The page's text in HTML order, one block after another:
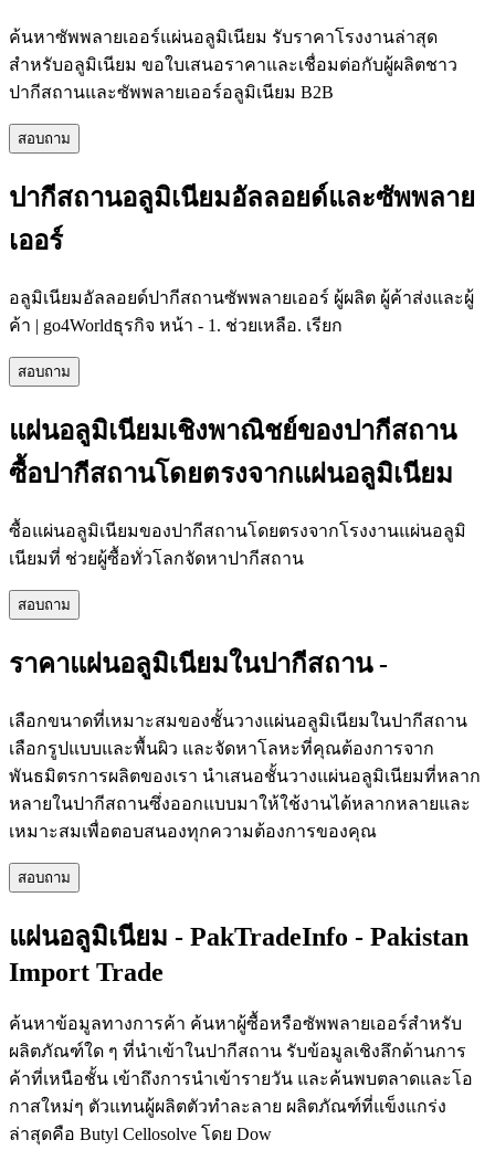
ค้นหาซัพพลายเออร์แผ่นอลูมิเนียม รับราคาโรงงานล่าสุด
สำหรับอลูมิเนียม ขอใบเสนอราคาและเชื่อมต่อกับผู้ผลิตชาว
ปากีสถานและซัพพลายเออร์อลูมิเนียม B2B
สอบถาม
ปากีสถานอลูมิเนียมอัลลอยด์และซัพพลาย
เออร์
อลูมิเนียมอัลลอยด์ปากีสถานซัพพลายเออร์ ผู้ผลิต ผู้ค้าส่งและผู้
ค้า | go4Worldธุรกิจ หน้า - 1. ช่วยเหลือ. เรียก
สอบถาม
แผ่นอลูมิเนียมเชิงพาณิชย์ของปากีสถาน
ซื้อปากีสถานโดยตรงจากแผ่นอลูมิเนียม
ซื้อแผ่นอลูมิเนียมของปากีสถานโดยตรงจากโรงงานแผ่นอลูมิ
เนียมที่ ช่วยผู้ซื้อทั่วโลกจัดหาปากีสถาน
สอบถาม
ราคาแผ่นอลูมิเนียมในปากีสถาน -
เลือกขนาดที่เหมาะสมของชั้นวางแผ่นอลูมิเนียมในปากีสถาน
เลือกรูปแบบและพื้นผิว และจัดหาโลหะที่คุณต้องการจาก
พันธมิตรการผลิตของเรา นำเสนอชั้นวางแผ่นอลูมิเนียมที่หลาก
หลายในปากีสถานซึ่งออกแบบมาให้ใช้งานได้หลากหลายและ
เหมาะสมเพื่อตอบสนองทุกความต้องการของคุณ
สอบถาม
แผ่นอลูมิเนียม - PakTradeInfo - Pakistan
Import Trade
ค้นหาข้อมูลทางการค้า ค้นหาผู้ซื้อหรือซัพพลายเออร์สำหรับ
ผลิตภัณฑ์ใด ๆ ที่นำเข้าในปากีสถาน รับข้อมูลเชิงลึกด้านการ
ค้าที่เหนือชั้น เข้าถึงการนำเข้ารายวัน และค้นพบตลาดและโอ
กาสใหม่ๆ ตัวแทนผู้ผลิตตัวทำละลาย ผลิตภัณฑ์ที่แข็งแกร่ง
ล่าสุดคือ Butyl Cellosolve โดย Dow